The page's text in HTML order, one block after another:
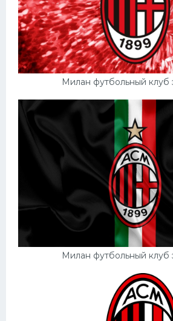
Милан футбольный клуб
Милан футбольный клуб